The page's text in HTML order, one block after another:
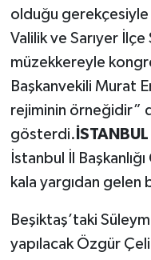
olduğu gerekçesiyle
Valilik ve Sarıyer İlçe
müzekkereyle
Başkanvekili Murat
rejiminin örneğidir”
gösterdi.
İstanbul İl
kala yargıdan
Beşiktaş’taki
yapılacak Özgür